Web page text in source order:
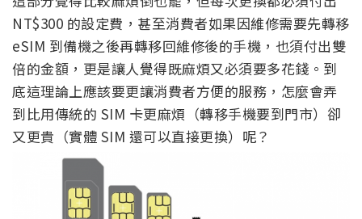
NT$300 的設定費，甚至消費者如果因維修需要先轉移
eSIM 到備機之後再轉移回維修後的手機，也須付出雙
倍的金額，更是讓人覺得既麻煩又必須要多花錢。到
底這理論上應該要更讓消費者方便的服務，怎麼會弄
到比用傳統的 SIM 卡更麻煩（轉移手機要到門市）卻
又更貴（實體 SIM 還可以直接更換）呢？